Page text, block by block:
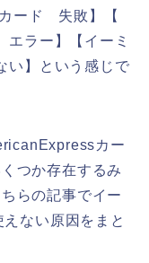
ード 失敗】【
ラー】【イーミ
】という感じで
カー
つか存在するみ
らの記事でイー
ない原因をまと